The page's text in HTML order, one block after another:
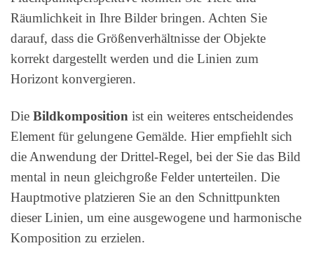
Räumlichkeit in Ihre Bilder bringen. Achten Sie
darauf, dass die Größenverhältnisse der Objekte
korrekt dargestellt werden und die Linien zum
Horizont konvergieren.
Die Bildkomposition ist ein weiteres entscheidendes
Element für gelungene Gemälde. Hier empfiehlt sich
die Anwendung der Drittel-Regel, bei der Sie das Bild
mental in neun gleichgroße Felder unterteilen. Die
Hauptmotive platzieren Sie an den Schnittpunkten
dieser Linien, um eine ausgewogene und harmonische
Komposition zu erzielen.